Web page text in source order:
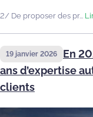
2/ De proposer des pr...
19 janvier 2026
En
ans d’expertise
clients